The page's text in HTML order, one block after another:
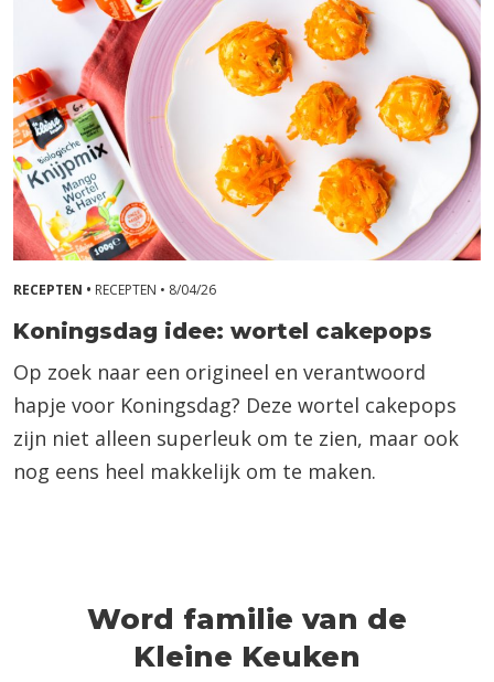
RECEPTEN • RECEPTEN • 8/04/26
Koningsdag idee: wortel cakepops
Op zoek naar een origineel en verantwoord
hapje voor Koningsdag? Deze wortel cakepops
zijn niet alleen superleuk om te zien, maar ook
nog eens heel makkelijk om te maken.
Word familie van de
Kleine Keuken